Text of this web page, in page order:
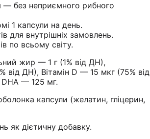
без неприємного рибного
1 капсули на день.
для внутрішніх замовлень.
по всьому світу.
жир — 1 г (1% від ДН),
від ДН), Вітамін D — 15 мкг (75% від
DHA — 125 мг.
капсули (желатин, гліцерин,
як дієтичну добавку.